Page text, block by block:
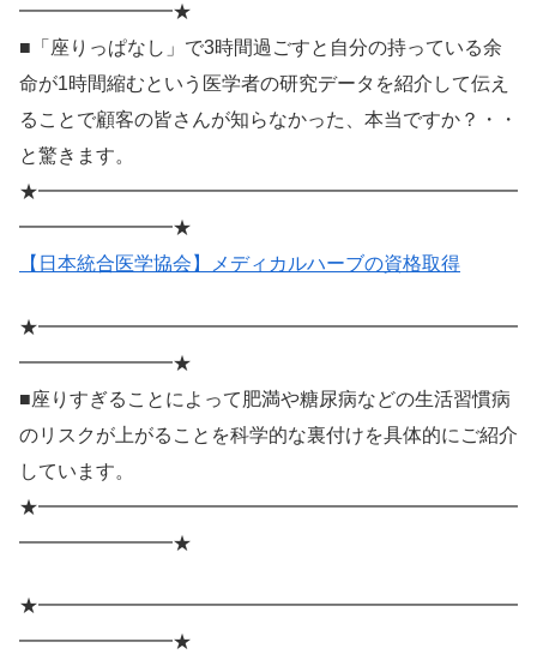
━━━━━━━━★
■「座りっぱなし」で3時間過ごすと自分の持っている余
命が1時間縮むという医学者の研究データを紹介して伝え
ることで顧客の皆さんが知らなかった、本当ですか？・・
と驚きます。
★━━━━━━━━━━━━━━━━━━━━━━━━━
━━━━━━━━★
【日本統合医学協会】メディカルハーブの資格取得
★━━━━━━━━━━━━━━━━━━━━━━━━━
━━━━━━━━★
■座りすぎることによって肥満や糖尿病などの生活習慣病
のリスクが上がることを科学的な裏付けを具体的にご紹介
しています。
★━━━━━━━━━━━━━━━━━━━━━━━━━
━━━━━━━━★
★━━━━━━━━━━━━━━━━━━━━━━━━━
━━━━━━━━★